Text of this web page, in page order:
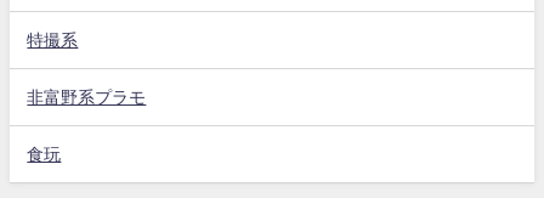
特撮系
非富野系プラモ
食玩